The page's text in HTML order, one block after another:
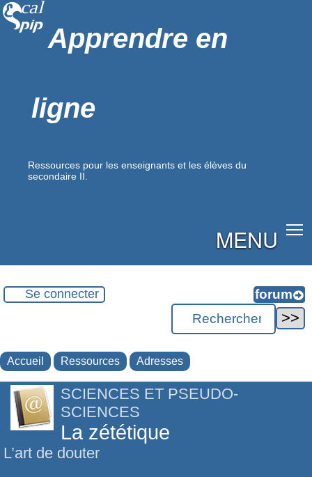
Apprendre en
ligne
Ressources pour les enseignants et les élèves du
secondaire II.
MENU
Se connecter
Accueil Ressources Adresses
SCIENCES ET PSEUDO-
SCIENCES
La zététique
L’art de douter